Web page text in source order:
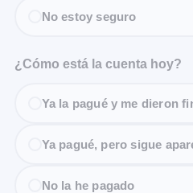
No estoy seguro
¿Cómo está la cuenta hoy?
Ya la pagué y me dieron
Ya pagué, pero sigue
No la he pagado